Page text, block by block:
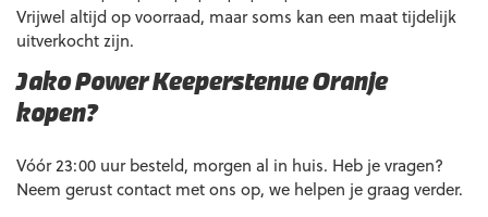
Vrijwel altijd op voorraad, maar soms kan een maat tijdelijk
uitverkocht zijn.
Jako Power Keeperstenue Oranje
kopen?
Vóór 23:00 uur besteld, morgen al in huis. Heb je vragen?
Neem gerust contact met ons op, we helpen je graag verder.